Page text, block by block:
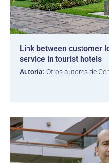
Link between customer
service in tourist hotels
Autoría: Otros autores de